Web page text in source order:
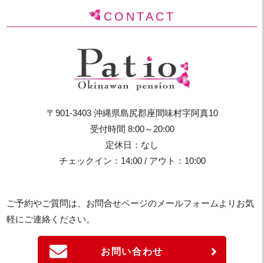
CONTACT
〒901-3403 沖縄県島尻郡座間味村字阿真10
受付時間 8:00～20:00
定休日：なし
チェックイン：14:00 / アウト：10:00
ご予約やご質問は、お問合せページのメールフォームよりお気
軽にご連絡ください。
お問い合わせ